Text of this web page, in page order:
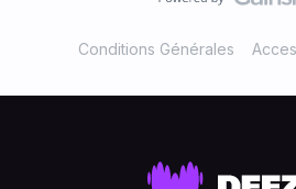
Conditions Générales